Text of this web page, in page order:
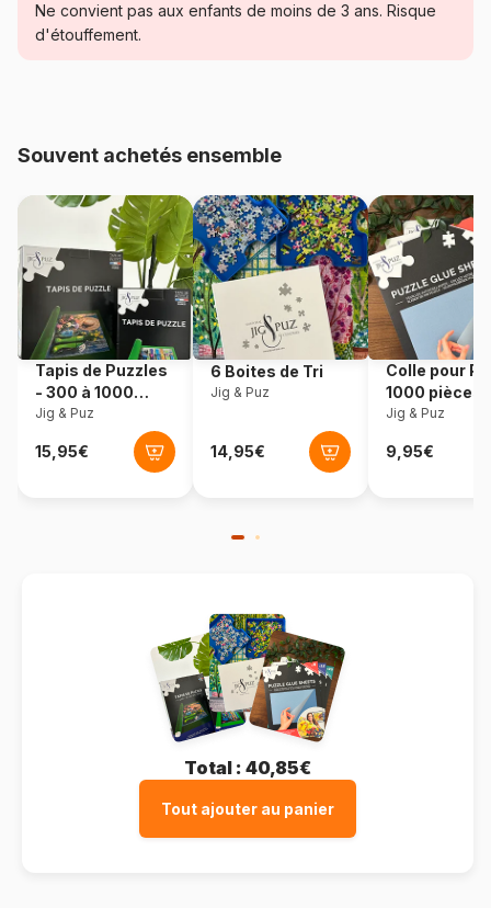
Catégorie
Provenance Roumanie
DToys-70890
EAN 5947502870890
Nombre de pièces 1000 pièces
Dimensions 68 x 47 cm
Matière primaire
Ne convient pas aux enfants de moins de 3 ans. Risque
d'étouffement.
Souvent achetés ensemble
Tapis de Puzzles
- 300 à 1000
pièces
Jig & Puz
6 Boites de Tri
Jig & Puz
Colle pour
1000 pièces
Jig & Puz
Total : 40,85€
Tout ajouter au panier